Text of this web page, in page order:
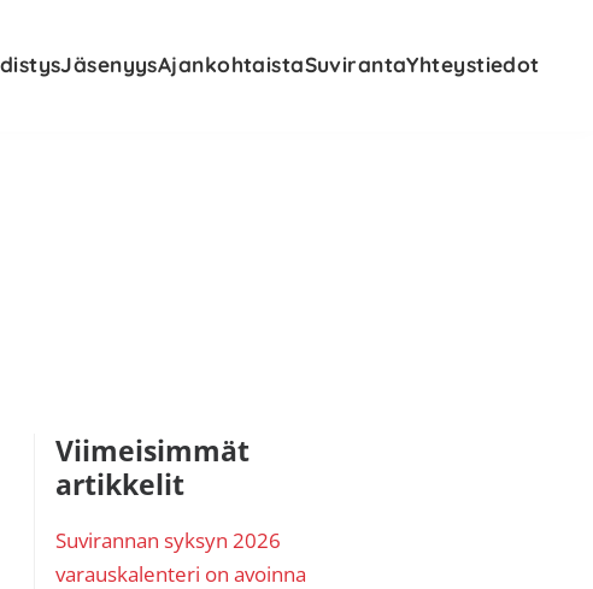
JäsenyysAjankohtaistaSuvirantaYhteystiedot
Ensisijainen
sivupalkki
Viimeisimmät
artikkelit
Suvirannan syksyn 2026
varauskalenteri on avoinna